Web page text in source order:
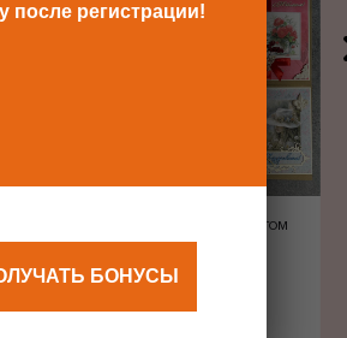
ОТКРЫТКА С КОНВЕРТОМ
после регистрации!
БОНУСЫ